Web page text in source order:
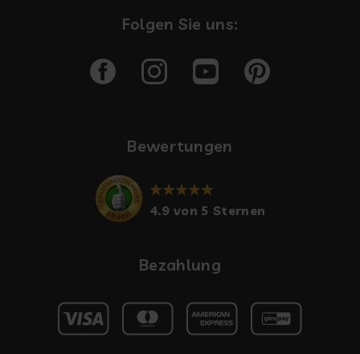
Folgen Sie uns:
Bewertungen
4.9 von 5 Sternen
Bezahlung